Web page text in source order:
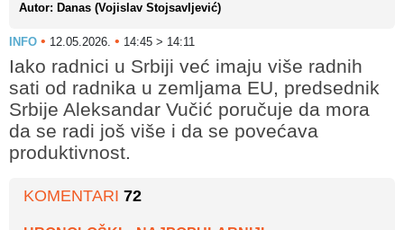
Autor: Danas (Vojislav Stojsavljević)
INFO • 12.05.2026. • 14:45 > 14:11
Iako radnici u Srbiji već imaju više radnih
sati od radnika u zemljama EU, predsednik
Srbije Aleksandar Vučić poručuje da mora
da se radi još više i da se povećava
produktivnost.
KOMENTARI 72